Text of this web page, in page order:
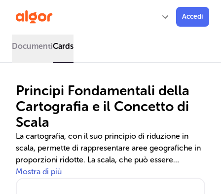
Accedi
DocumentiCards
Principi Fondamentali della
Cartografia e il Concetto di
Scala
La cartografia, con il suo principio di riduzione in
scala, permette di rappresentare aree geografiche in
proporzioni ridotte. La scala, che può essere
numerica, grafica o verbale, è fondamentale per
Mostra di più